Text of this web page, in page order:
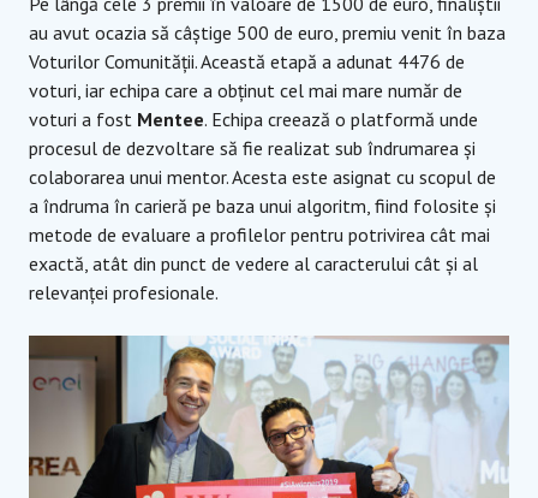
au avut ocazia să câștige 500 de euro, premiu venit în baza
Voturilor Comunității. Această etapă a adunat 4476 de
voturi, iar echipa care a obținut cel mai mare număr de
voturi a fost Mentee. Echipa creează o platformă unde
procesul de dezvoltare să fie realizat sub îndrumarea și
colaborarea unui mentor. Acesta este asignat cu scopul de
a îndruma în carieră pe baza unui algoritm, fiind folosite și
metode de evaluare a profilelor pentru potrivirea cât mai
exactă, atât din punct de vedere al caracterului cât și al
relevanței profesionale.